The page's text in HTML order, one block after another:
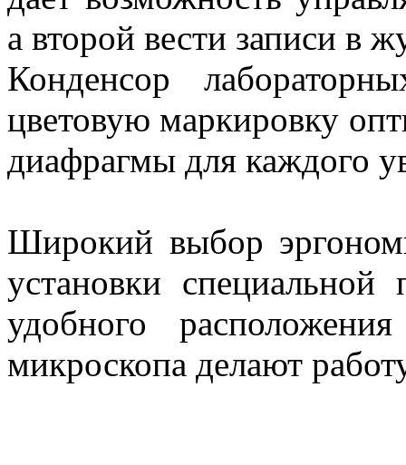
а второй вести записи в
Конденсор
цветовую маркировку
диафрагмы для каждого
Широкий выбор
установки
удобного
микроскопа делают